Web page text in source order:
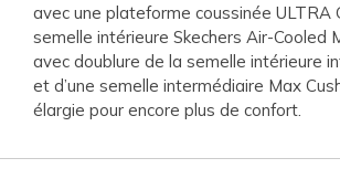
avec une plateforme coussinée ULTRA
semelle intérieure Skechers Air-Cooled
avec doublure de la semelle intérieure
et d’une semelle intermédiaire Max
élargie pour encore plus de confort.